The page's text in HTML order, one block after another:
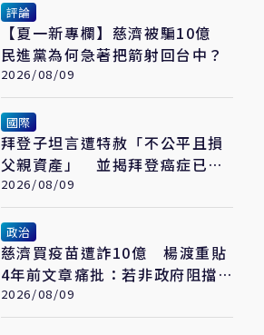
評論
【夏一新專欄】慈濟被騙10億
民進黨為何急著把箭射回台中？
2026/08/09
國際
拜登子坦言遭特赦「不公平且損
父親資產」 並揭拜登癌症已擴
散至骨骼
2026/08/09
政治
慈濟買疫苗遭詐10億 楊渡重貼
4年前文章痛批：若非政府阻擋
會這樣嗎？
2026/08/09